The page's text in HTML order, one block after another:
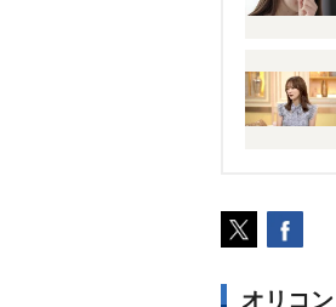
オリコ